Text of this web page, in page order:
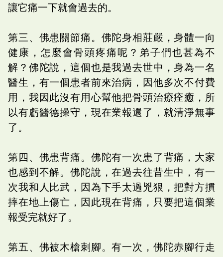
讓它痛一下就會過去的。
第三、佛患關節痛。佛陀身相莊嚴，身體一向
健康，怎麼會骨頭疼痛呢？弟子們也甚為不
解？佛陀說，這個也是我過去世中，身為一名
醫生，有一個患者前來治病，因他多次不付費
用，我因此沒有用心幫他把骨頭治療痊癒，所
以有虧醫德操守，現在業報還了，就清淨無事
了。
第四、佛患背痛。佛陀有一次患了背痛，大家
也感到不解。佛陀說，在過去往昔生中，有一
次我和人比武，因為下手太過兇狠，把對方摜
摔在地上傷亡，因此現在背痛，只要把這個業
報受完就好了。
第五、佛被木槍刺腳。有一次，佛陀赤腳行走